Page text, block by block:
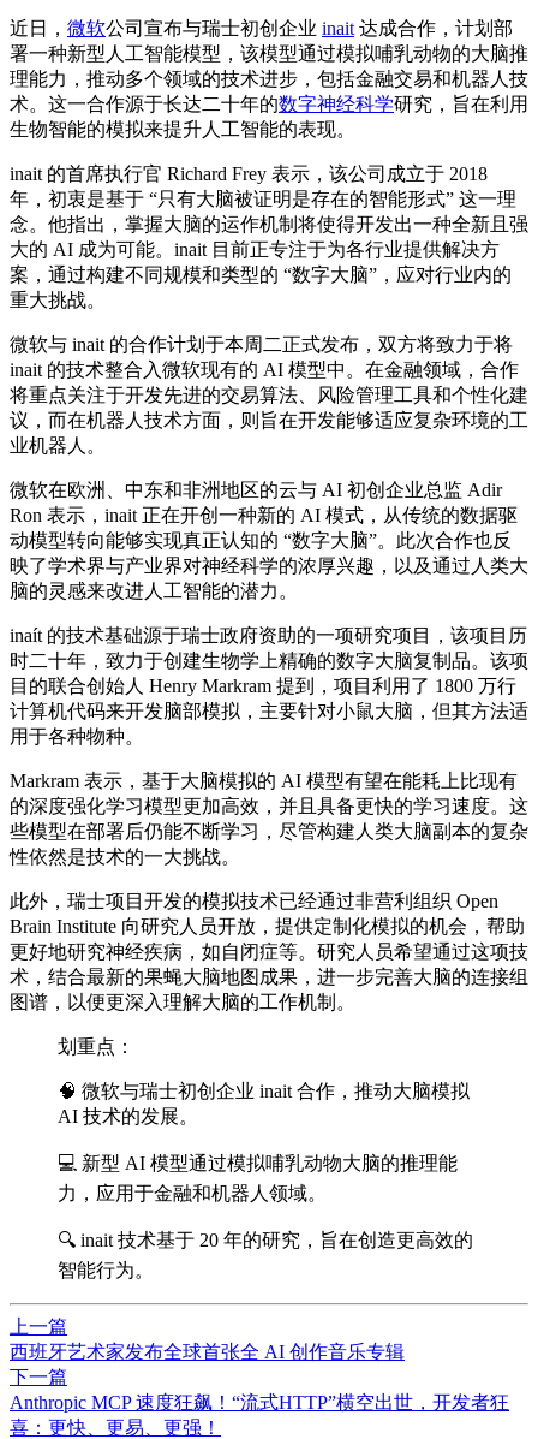
近日， 微软公司宣布与瑞士初创企业 inait 达成合作，计划部
署一种新型人工智能模型，该模型通过模拟哺乳动物的大脑推
理能力，推动多个领域的技术进步，包括金融交易和机器人技
术。这一合作源于长达二十年的数字神经科学研究，旨在利用
生物智能的模拟来提升人工智能的表现。
inait 的首席执行官 Richard Frey 表示，该公司成立于 2018
年，初衷是基于 “只有大脑被证明是存在的智能形式” 这一理
念。他指出，掌握大脑的运作机制将使得开发出一种全新且强
大的 AI 成为可能。inait 目前正专注于为各行业提供解决方
案，通过构建不同规模和类型的 “数字大脑”，应对行业内的
重大挑战。
微软与 inait 的合作计划于本周二正式发布，双方将致力于将
inait 的技术整合入微软现有的 AI 模型中。在金融领域，合作
将重点关注于开发先进的交易算法、风险管理工具和个性化建
议，而在机器人技术方面，则旨在开发能够适应复杂环境的工
业机器人。
微软在欧洲、中东和非洲地区的云与 AI 初创企业总监 Adir
Ron 表示，inait 正在开创一种新的 AI 模式，从传统的数据驱
动模型转向能够实现真正认知的 “数字大脑”。此次合作也反
映了学术界与产业界对神经科学的浓厚兴趣，以及通过人类大
脑的灵感来改进人工智能的潜力。
inaít 的技术基础源于瑞士政府资助的一项研究项目，该项目历
时二十年，致力于创建生物学上精确的数字大脑复制品。该项
目的联合创始人 Henry Markram 提到，项目利用了 1800 万行
计算机代码来开发脑部模拟，主要针对小鼠大脑，但其方法适
用于各种物种。
Markram 表示，基于大脑模拟的 AI 模型有望在能耗上比现有
的深度强化学习模型更加高效，并且具备更快的学习速度。这
些模型在部署后仍能不断学习，尽管构建人类大脑副本的复杂
性依然是技术的一大挑战。
此外，瑞士项目开发的模拟技术已经通过非营利组织 Open
Brain Institute 向研究人员开放，提供定制化模拟的机会，帮助
更好地研究神经疾病，如自闭症等。研究人员希望通过这项技
术，结合最新的果蝇大脑地图成果，进一步完善大脑的连接组
图谱，以便更深入理解大脑的工作机制。
划重点：
🧠 微软与瑞士初创企业 inait 合作，推动大脑模拟
AI 技术的发展。
💻 新型 AI 模型通过模拟哺乳动物大脑的推理能
力，应用于金融和机器人领域。
🔍 inait 技术基于 20 年的研究，旨在创造更高效的
智能行为。
上一篇
​西班牙艺术家发布全球首张全 AI 创作音乐专辑
下一篇
Anthropic MCP 速度狂飙！“流式HTTP”横空出世，开发者狂
喜：更快、更易、更强！